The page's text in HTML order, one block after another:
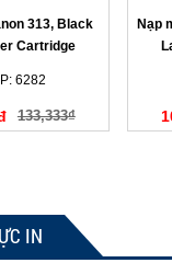
313, Black
Cartridge
6282
133,333₫
Nạp
IN